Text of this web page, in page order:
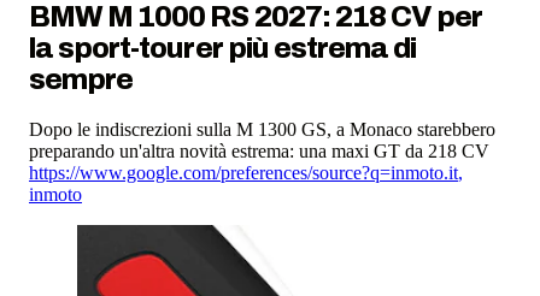
BMW M 1000 RS 2027: 218 CV per
la sport-tourer più estrema di
sempre
Dopo le indiscrezioni sulla M 1300 GS, a Monaco starebbero
preparando un'altra novità estrema: una maxi GT da 218 CV
https://www.google.com/preferences/source?q=inmoto.it,
inmoto